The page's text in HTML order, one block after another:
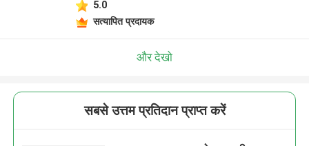
5.0
सत्यापित प्रदायक
और देखो
सबसे उत्तम प्रतिदान प्राप्त करें